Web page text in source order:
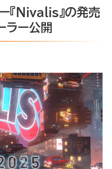
『Nivalis』の発売
ラー公開